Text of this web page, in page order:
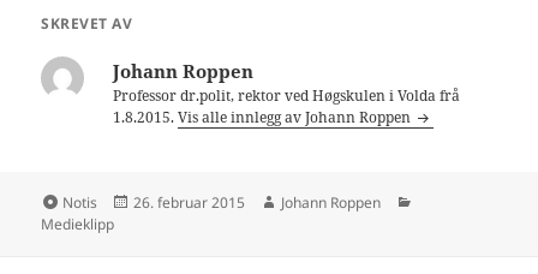
SKREVET AV
Johann Roppen
Professor dr.polit, rektor ved Høgskulen i Volda frå
1.8.2015.Vis alle innlegg av Johann Roppen
Format
Notis Publisert
26. februar 2015 Forfatter
Johann Roppen
Medieklipp